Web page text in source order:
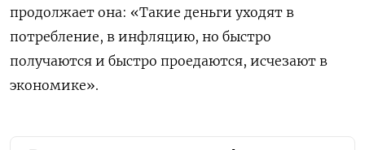
продолжает она: «Такие деньги уходят в
потребление, в инфляцию, но быстро
получаются и быстро проедаются, исчезают в
экономике».